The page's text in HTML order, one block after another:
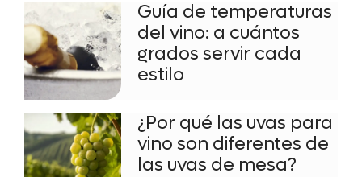
Guía de temperaturas
del vino: a cuántos
grados servir cada
estilo
¿Por qué las uvas para
vino son diferentes de
las uvas de mesa?